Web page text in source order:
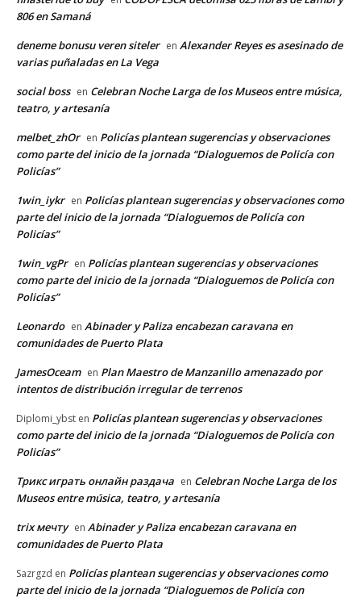
806 en Samaná
deneme bonusu veren siteler en Alexander Reyes es asesinado de
varias puñaladas en La Vega
social boss en Celebran Noche Larga de los Museos entre música,
teatro, y artesanía
melbet_zhOr en Policías plantean sugerencias y observaciones
como parte del inicio de la jornada “Dialoguemos de Policía con
Policías”
1win_iykr en Policías plantean sugerencias y observaciones como
parte del inicio de la jornada “Dialoguemos de Policía con
Policías”
1win_vgPr en Policías plantean sugerencias y observaciones
como parte del inicio de la jornada “Dialoguemos de Policía con
Policías”
Leonardo en Abinader y Paliza encabezan caravana en
comunidades de Puerto Plata
JamesOceam en Plan Maestro de Manzanillo amenazado por
intentos de distribución irregular de terrenos
Diplomi_ybst en Policías plantean sugerencias y observaciones
como parte del inicio de la jornada “Dialoguemos de Policía con
Policías”
Трикс играть онлайн раздача en Celebran Noche Larga de los
Museos entre música, teatro, y artesanía
trix мечту en Abinader y Paliza encabezan caravana en
comunidades de Puerto Plata
Sazrgzd en Policías plantean sugerencias y observaciones como
parte del inicio de la jornada “Dialoguemos de Policía con